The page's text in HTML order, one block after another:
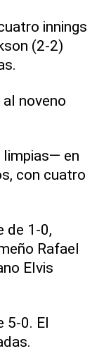
innings
(2-2)
noveno
en
con cuatro
de 1-0,
Rafael
Elvis
5-0. El